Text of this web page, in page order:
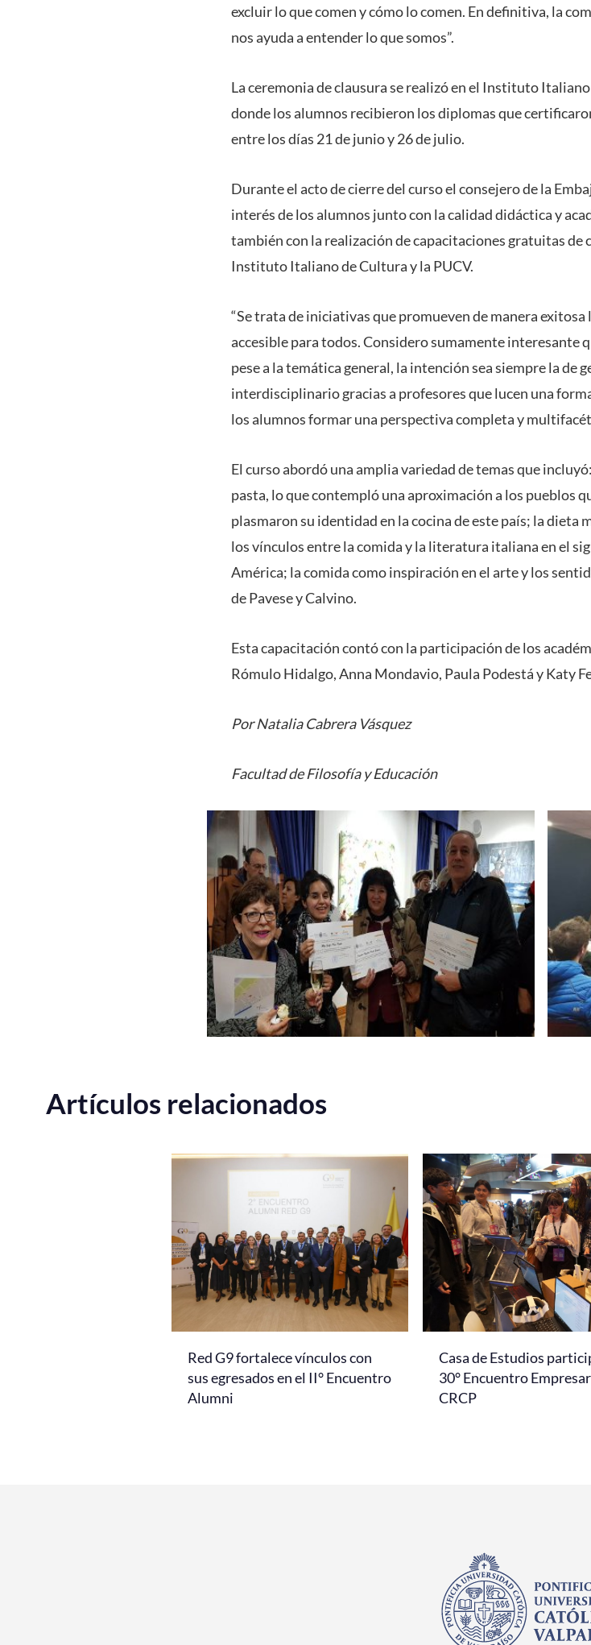
excluir lo que comen y cómo lo comen. En definitiva, la
nos ayuda a entender lo que somos”.
La ceremonia de clausura se realizó en el Instituto
donde los alumnos recibieron los diplomas que
entre los días 21 de junio y 26 de julio.
Durante el acto de cierre del curso el consejero de la
interés de los alumnos junto con la calidad didáctica y
también con la realización de capacitaciones gratuitas de
Instituto Italiano de Cultura y la PUCV.
“Se trata de iniciativas que promueven de manera
accesible para todos. Considero sumamente interesante
pese a la temática general, la intención sea siempre la de
interdisciplinario gracias a profesores que lucen una
los alumnos formar una perspectiva completa y
El curso abordó una amplia variedad de temas que
pasta, lo que contempló una aproximación a los pueblos
plasmaron su identidad en la cocina de este país; la dieta
los vínculos entre la comida y la literatura italiana en el
América; la comida como inspiración en el arte y los
de Pavese y Calvino.
Esta capacitación contó con la participación de los
Rómulo Hidalgo, Anna Mondavio, Paula Podestá y Katy
Por Natalia Cabrera Vásquez
Facultad de Filosofía y Educación
Artículos relacionados
Red G9 fortalece vínculos con
sus egresados en el II° Encuentro
Alumni
Casa de Estudios
30° Encuentro
CRCP